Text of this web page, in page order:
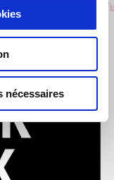
nécessaires
Aprilia